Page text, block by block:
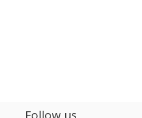
Follow us